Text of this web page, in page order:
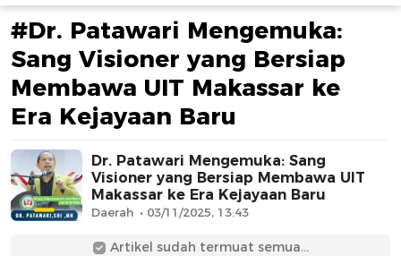
AFN BEAUTY LUXURY
#Dr. Patawari Mengemuka:
Sang Visioner yang Bersiap
Membawa UIT Makassar ke
Era Kejayaan Baru
Dr. Patawari Mengemuka: Sang
Visioner yang Bersiap Membawa UIT
Makassar ke Era Kejayaan Baru
Daerah 03/11/2025, 13:43
Artikel sudah termuat semua...